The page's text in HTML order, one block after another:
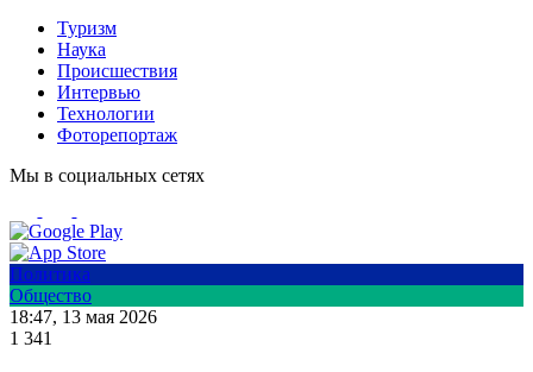
Туризм
Наука
Происшествия
Интервью
Технологии
Фоторепортаж
Мы в социальных сетях
Политика
Общество
18:47, 13 мая 2026
1 341